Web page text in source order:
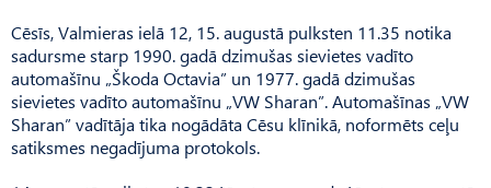
Cēsīs, Valmieras ielā 12, 15. augustā pulksten 11.35 notika
sadursme starp 1990. gadā dzimušas sievietes vadīto
automašīnu „Škoda Octavia” un 1977. gadā dzimušas
sievietes vadīto automašīnu „VW Sharan”. Automašīnas „VW
Sharan” vadītāja tika nogādāta Cēsu klīnikā, noformēts ceļu
satiksmes negadījuma protokols.